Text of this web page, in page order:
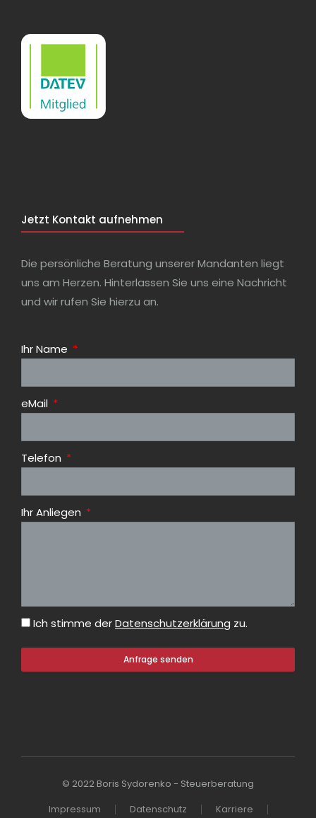
Jetzt Kontakt aufnehmen
Die persönliche Beratung unserer Mandanten liegt
uns am Herzen. Hinterlassen Sie uns eine Nachricht
und wir rufen Sie hierzu an.
Ihr Name
eMail
Telefon
Ihr Anliegen
Ich stimme derDatenschutzerklärung zu.
Anfrage senden
© 2022 Boris Sydorenko - Steuerberatung
Impressum
Datenschutz Karriere